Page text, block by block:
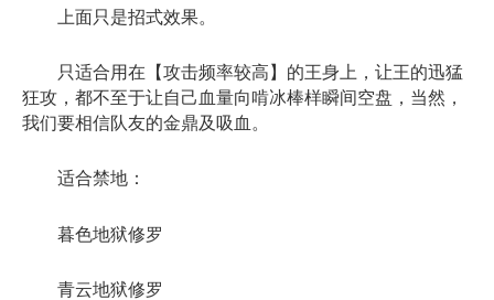
上面只是招式效果。
只适合用在【攻击频率较高】的王身上，让王的迅猛
狂攻，都不至于让自己血量向啃冰棒样瞬间空盘，当然，
我们要相信队友的金鼎及吸血。
适合禁地：
暮色地狱修罗
青云地狱修罗